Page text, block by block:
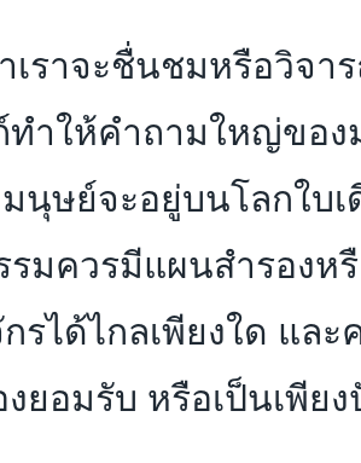
เราจะชื่นชมหรือวิจา
ำให้คำถามใหญ่ขอ
นุษย์จะอยู่บนโลกใบ
รมควรมีแผนสำรองห
กรได้ไกลเพียงใด แล
งยอมรับ หรือเป็นเพีย